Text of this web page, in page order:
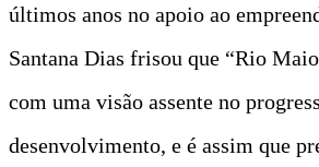
últimos anos no apoio ao
Santana Dias frisou que “Rio
com uma visão assente no
desenvolvimento, e é assim que